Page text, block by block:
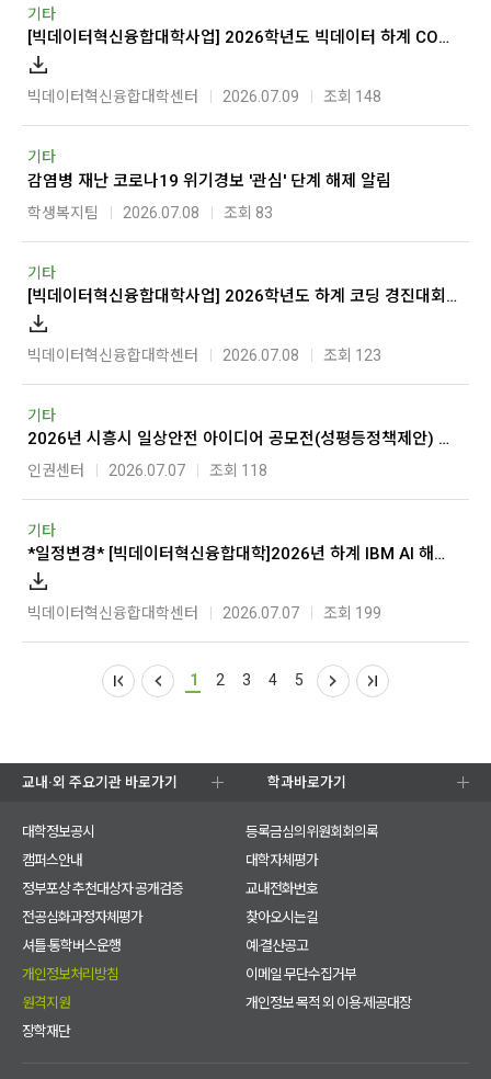
기타
[빅데이터혁신융합대학사업] 2026학년도 빅데이터 하계 COS Pro Python 2급 자격증 특강 안내(7월 10일 마감)
빅데이터혁신융합대학센터 2026.07.09 조회 148
기타
감염병 재난 코로나19 위기경보 '관심' 단계 해제 알림
학생복지팀 2026.07.08 조회 83
기타
[빅데이터혁신융합대학사업] 2026학년도 하계 코딩 경진대회 개최 안내
빅데이터혁신융합대학센터 2026.07.08 조회 123
기타
2026년 시흥시 일상안전 아이디어 공모전(성평등정책제안) 안내
인권센터 2026.07.07 조회 118
기타
*일정변경* [빅데이터혁신융합대학]2026년 하계 IBM AI 해커톤 참가자 모집
빅데이터혁신융합대학센터 2026.07.07 조회 199
1 2 3 4 5
교내·외 주요기관 바로가기 학과바로가기
대학정보공시
등록금심의위원회회의록
캠퍼스안내
대학자체평가
정부포상 추천대상자 공개검증
교내전화번호
전공심화과정자체평가
찾아오시는길
셔틀·통학버스운행
예·결산공고
개인정보처리방침
이메일 무단수집거부
원격지원
개인정보 목적 외 이용·제공대장
장학재단